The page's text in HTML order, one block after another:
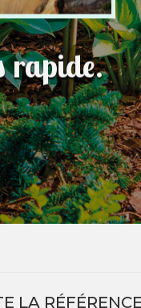
rapide.
LA